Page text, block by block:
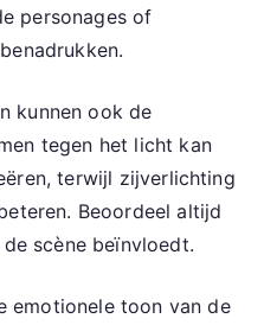
personages of
kunnen ook de
tegen het licht kan
terwijl zijverlichting
Beoordeel altijd
scène beïnvloedt.
emotionele toon van de